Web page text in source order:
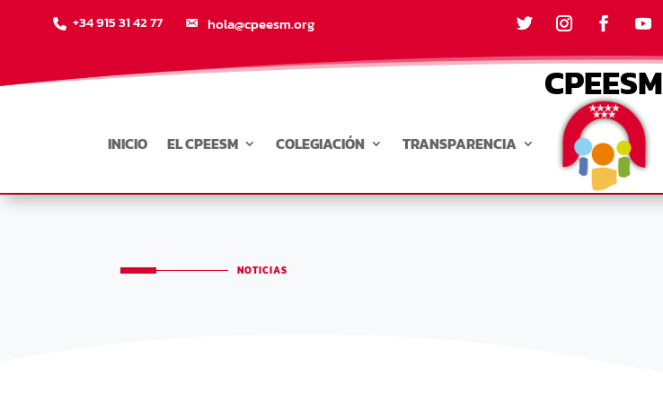
+34 915 31 42 77 hola@cpeesm.org
CPEESM
INICIO EL CPEESM COLEGIACIÓN TRANSPARENCIA
NOTICIAS